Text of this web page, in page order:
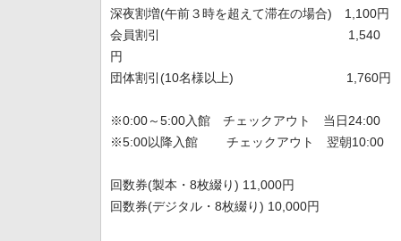
深夜割増(午前３時を超えて滞在の場合) 1,100円
会員割引 1,540
円
団体割引(10名様以上) 1,760円
※0:00～5:00入館 チェックアウト 当日24:00
※5:00以降入館 チェックアウト 翌朝10:00
回数券(製本・8枚綴り) 11,000円
回数券(デジタル・8枚綴り) 10,000円